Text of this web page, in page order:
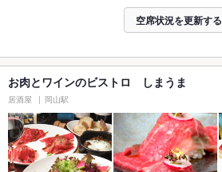
空席状況を更新する
お肉とワインのビストロ しまうま
居酒屋 岡山駅